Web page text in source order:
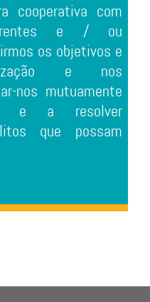
cooperativa com
e / ou
os objetivos e
e nos
nos mutuamente
e a resolver
que possam